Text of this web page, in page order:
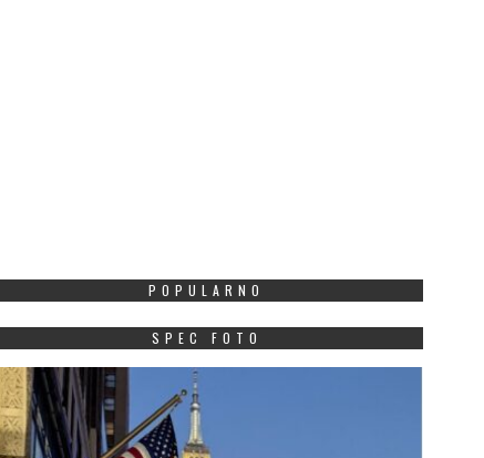
POPULARNO
SPEC FOTO